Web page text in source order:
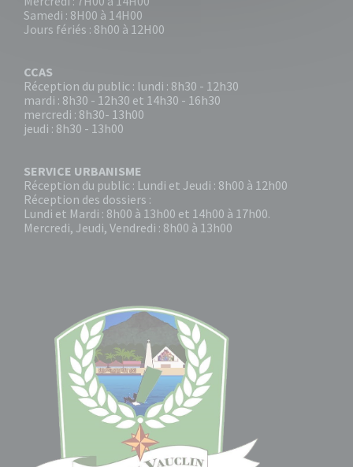
Samedi : 8H00 à 14H00
Jours fériés : 8h00 à 12H00
CCAS
Réception du public : lundi : 8h30 - 12h30
mardi : 8h30 - 12h30 et 14h30 - 16h30
mercredi : 8h30- 13h00
jeudi : 8h30 - 13h00
SERVICE URBANISME
Réception du public : Lundi et Jeudi : 8h00 à 12h00
Réception des dossiers :
Lundi et Mardi : 8h00 à 13h00 et 14h00 à 17h00.
Mercredi, Jeudi, Vendredi : 8h00 à 13h00